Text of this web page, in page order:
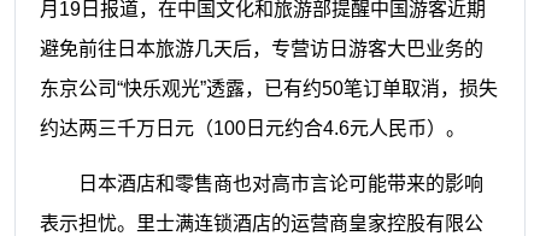
月19日报道，在中国文化和旅游部提醒中国游客近期
避免前往日本旅游几天后，专营访日游客大巴业务的
东京公司“快乐观光”透露，已有约50笔订单取消，损失
约达两三千万日元（100日元约合4.6元人民币）。
日本酒店和零售商也对高市言论可能带来的影响
表示担忧。里士满连锁酒店的运营商皇家控股有限公